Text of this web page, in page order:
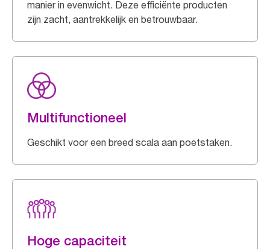
manier in evenwicht. Deze efficiënte producten
zijn zacht, aantrekkelijk en betrouwbaar.
Multifunctioneel
Geschikt voor een breed scala aan poetstaken.
Hoge capaciteit